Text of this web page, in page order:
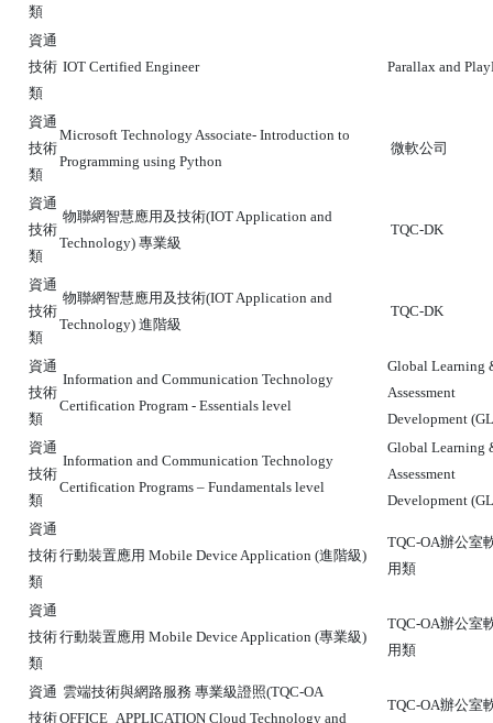
類
資通
技術
類
IOT Certified Engineer Parallax and
資通
技術
類
Microsoft Technology Associate- Introduction to
Programming using Python
微軟公司
資通
技術
類
物聯網智慧應用及技術(IOT Application and
Technology) 專業級
TQC-DK
資通
技術
類
物聯網智慧應用及技術(IOT Application and
Technology) 進階級
TQC-DK
資通
技術
類
Information and Communication Technology
Certification Program - Essentials level
Global Learning
Assessment
Development
資通
技術
類
Information and Communication Technology
Certification Programs – Fundamentals level
Global Learning
Assessment
Development
資通
技術
類
行動裝置應用 Mobile Device Application (進階級)
TQC-OA辦公室
用類
資通
技術
類
行動裝置應用 Mobile Device Application (專業級)
TQC-OA辦公室
用類
資通
技術
雲端技術與網路服務 專業級證照(TQC-OA
OFFICE_APPLICATION Cloud Technology and
TQC-OA辦公室